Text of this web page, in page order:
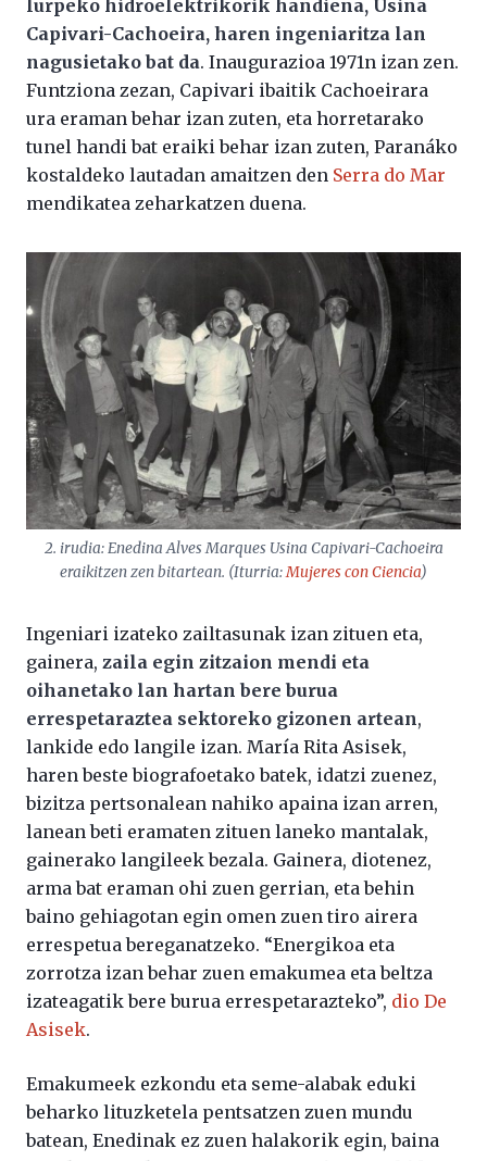
lurpeko hidroelektrikorik handiena, Usina
Capivari-Cachoeira, haren ingeniaritza lan
nagusietako bat da. Inaugurazioa 1971n izan zen.
Funtziona zezan, Capivari ibaitik Cachoeirara
ura eraman behar izan zuten, eta horretarako
tunel handi bat eraiki behar izan zuten, Paranáko
kostaldeko lautadan amaitzen den Serra do Mar
mendikatea zeharkatzen duena.
2. irudia: Enedina Alves Marques Usina Capivari-Cachoeira
eraikitzen zen bitartean. (Iturria:Mujeres con Ciencia)
Ingeniari izateko zailtasunak izan zituen eta,
gainera, zaila egin zitzaion mendi eta
oihanetako lan hartan bere burua
errespetaraztea sektoreko gizonen artean,
lankide edo langile izan. María Rita Asisek,
haren beste biografoetako batek, idatzi zuenez,
bizitza pertsonalean nahiko apaina izan arren,
lanean beti eramaten zituen laneko mantalak,
gainerako langileek bezala. Gainera, diotenez,
arma bat eraman ohi zuen gerrian, eta behin
baino gehiagotan egin omen zuen tiro airera
errespetua bereganatzeko. “Energikoa eta
zorrotza izan behar zuen emakumea eta beltza
izateagatik bere burua errespetarazteko”, dio De
Asisek.
Emakumeek ezkondu eta seme-alabak eduki
beharko lituzketela pentsatzen zuen mundu
batean, Enedinak ez zuen halakorik egin, baina